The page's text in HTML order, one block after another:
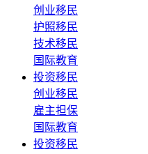
创业移民
护照移民
技术移民
国际教育
投资移民
创业移民
雇主担保
国际教育
投资移民